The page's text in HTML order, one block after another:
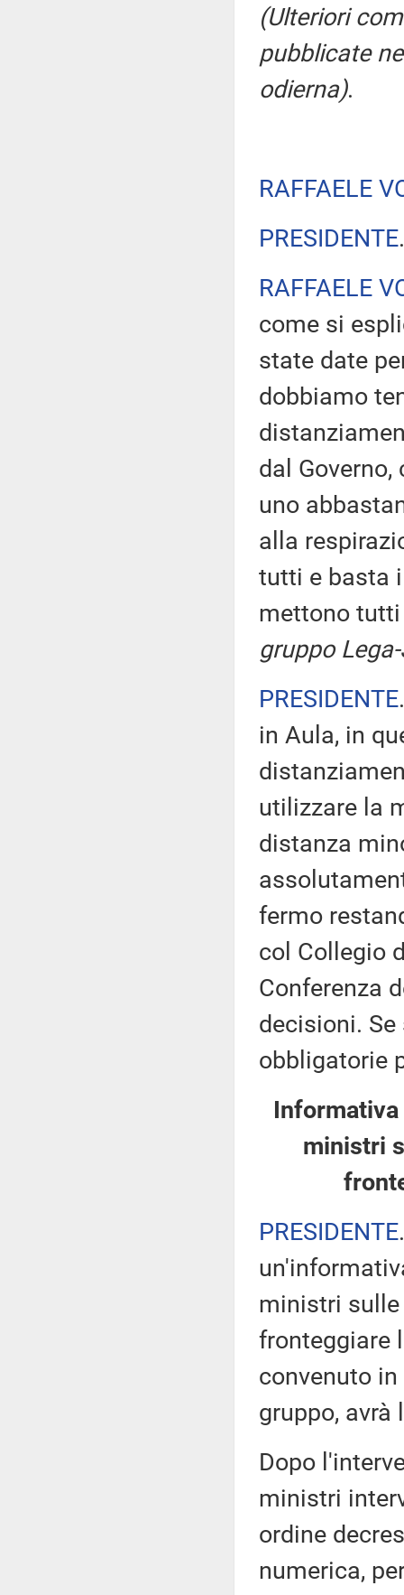
(Ulteriori
pubblicate
odierna).
RAFFAELE
PRESIDENTE
RAFFAELE
come si
state date
dobbiamo
dal
uno
alla
tutti e basta
mettono
gruppo
PRESIDENTE
in Aula, in
utilizzare la
distanza
fermo
col Collegio
Conferenza
decisioni.
obbligatorie
ministri
PRESIDENTE
ministri sulle
fronteggiare
convenuto
gruppo,
Dopo
ministri
ordine
numerica,